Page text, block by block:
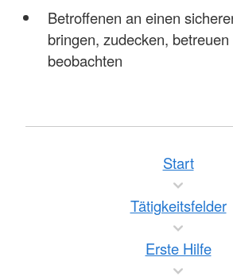
Betroffenen an einen
bringen, zudecken, betreuen
beobachten
Start
Tätigkeitsfelder
Erste Hilfe